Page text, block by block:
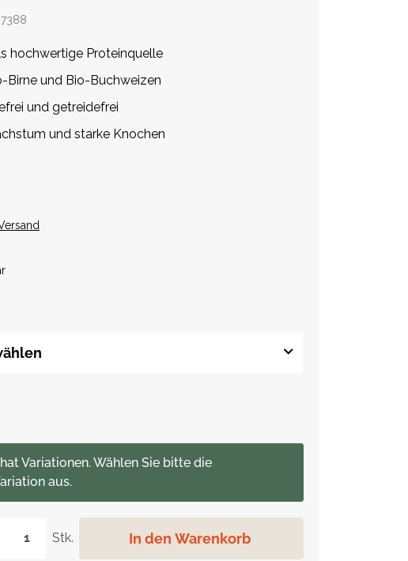
hochwertige Proteinquelle
Birne und Bio-Buchweizen
und getreidefrei
und starke Knochen
Stk. In den Warenkorb
Variationen. Wählen Sie bitte die
aus.